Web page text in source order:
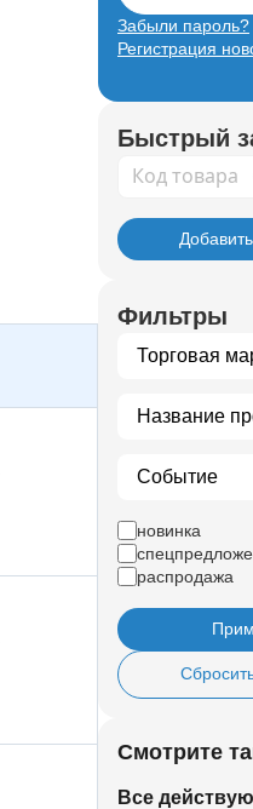
Забыли пароль?
Регистрация
Быстрый
Код товара
Фильтры
новинка
распродажа
Смотрите
Все